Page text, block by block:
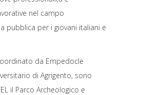
nel campo
pubblica per i giovani italiani e
da Empedocle
di Agrigento, sono
il Parco Archeologico e